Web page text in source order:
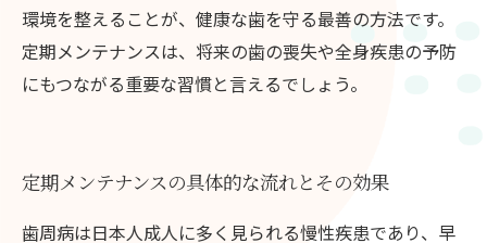
環境を整えることが、健康な歯を守る最善の方法です。
定期メンテナンスは、将来の歯の喪失や全身疾患の予防
にもつながる重要な習慣と言えるでしょう。
定期メンテナンスの具体的な流れとその効果
歯周病は日本人成人に多く見られる慢性疾患であり、早